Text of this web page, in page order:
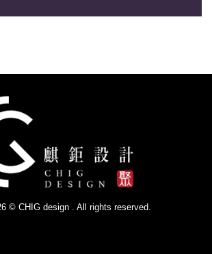
© CHIG design . All rights reserved.